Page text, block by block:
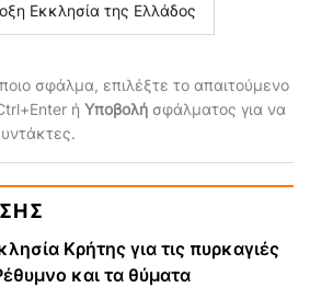
Εκκλησία της Ελλάδος
σφάλμα, επιλέξτε το απαιτούμενο
ή Υποβολή σφάλματος για να
Κρήτης για τις πυρκαγιές
και τα θύματα